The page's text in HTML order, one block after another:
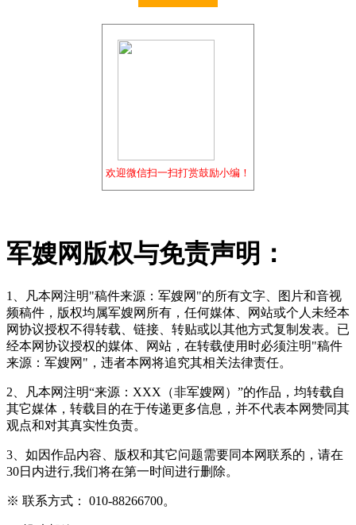
欢迎微信扫一扫打赏鼓励小编！
军嫂网版权与免责声明：
1、凡本网注明"稿件来源：军嫂网"的所有文字、图片和音视
频稿件，版权均属军嫂网所有，任何媒体、网站或个人未经本
网协议授权不得转载、链接、转贴或以其他方式复制发表。已
经本网协议授权的媒体、网站，在转载使用时必须注明"稿件
来源：军嫂网"，违者本网将追究其相关法律责任。
2、凡本网注明“来源：XXX（非军嫂网）”的作品，均转载自
其它媒体，转载目的在于传递更多信息，并不代表本网赞同其
观点和对其真实性负责。
3、如因作品内容、版权和其它问题需要同本网联系的，请在
30日内进行,我们将在第一时间进行删除。
※ 联系方式： 010-88266700。